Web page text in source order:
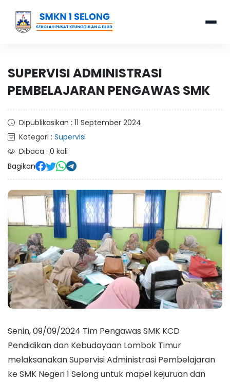
SUPERVISI ADMINISTRASI
PEMBELAJARAN PENGAWAS SMK
Dipublikasikan : 11 September 2024
Kategori : Supervisi
Dibaca : 0 kali
Bagikan
Senin, 09/09/2024 Tim Pengawas SMK KCD
Pendidikan dan Kebudayaan Lombok Timur
melaksanakan Supervisi Administrasi Pembelajaran
ke SMK Negeri 1 Selong untuk mapel kejuruan dan